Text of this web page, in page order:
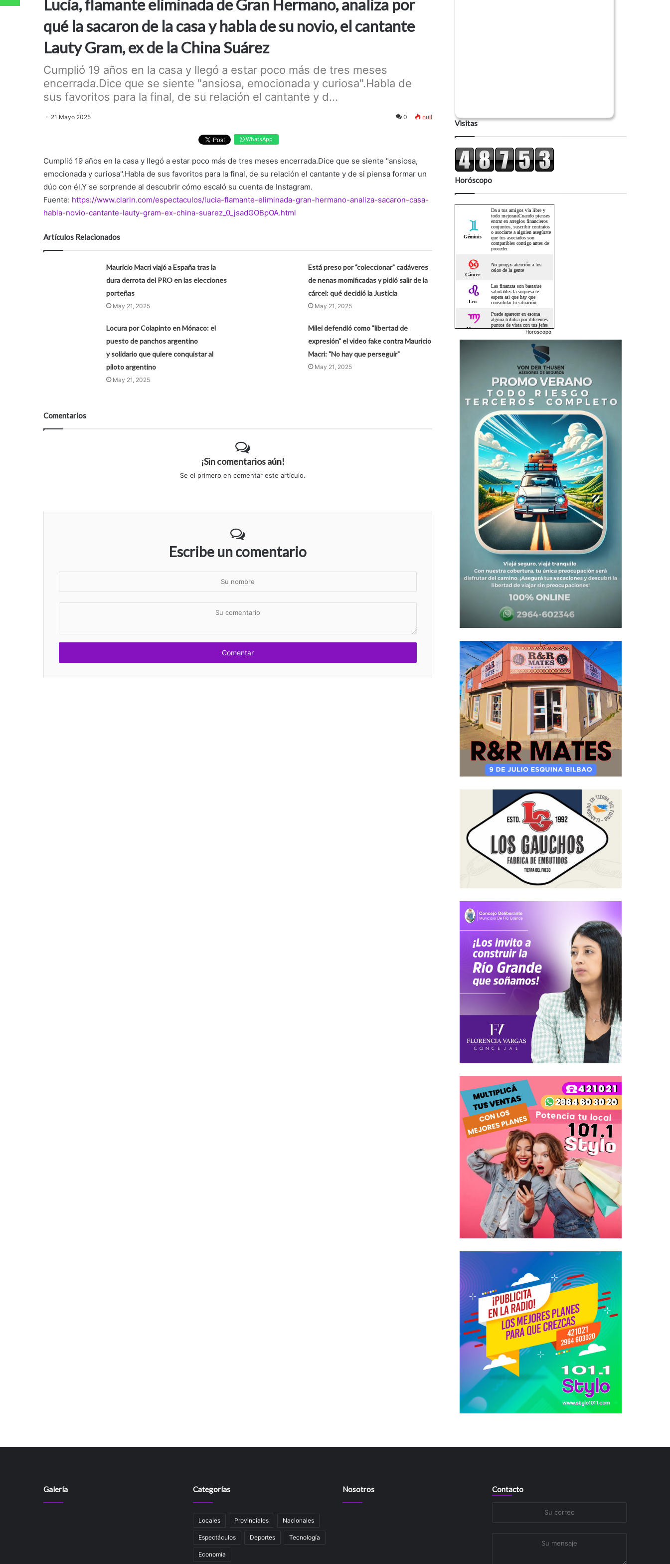
Lucía, flamante eliminada de Gran Hermano, analiza por
qué la sacaron de la casa y habla de su novio, el cantante
Lauty Gram, ex de la China Suárez
Cumplió 19 años en la casa y llegó a estar poco más de tres meses
encerrada.Dice que se siente "ansiosa, emocionada y curiosa".Habla de
sus favoritos para la final, de su relación el cantante y d...
21 Mayo 2025 0 null
WhatsApp
Cumplió 19 años en la casa y llegó a estar poco más de tres meses encerrada.Dice que se siente "ansiosa,
emocionada y curiosa".Habla de sus favoritos para la final, de su relación el cantante y de si piensa formar un
dúo con él.Y se sorprende al descubrir cómo escaló su cuenta de Instagram.
Fuente: https://www.clarin.com/espectaculos/lucia-flamante-eliminada-gran-hermano-analiza-sacaron-casa-
habla-novio-cantante-lauty-gram-ex-china-suarez_0_jsadGOBpOA.html
Artículos Relacionados
Mauricio Macri viajó a España tras la
dura derrota del PRO en las elecciones
porteñas
May 21, 2025
Está preso por "coleccionar" cadáveres
de nenas momificadas y pidió salir de la
cárcel: qué decidió la Justicia
May 21, 2025
Locura por Colapinto en Mónaco: el
puesto de panchos argentino
y solidario que quiere conquistar al
piloto argentino
May 21, 2025
Milei defendió como "libertad de
expresión" el video fake contra Mauricio
Macri: "No hay que perseguir"
May 21, 2025
Comentarios
¡Sin comentarios aún!
Se el primero en comentar este artículo.
Escribe un comentario
t
Visitas
Horóscopo
Horoscopo
Galería Categorías
Locales Provinciales Nacionales
Espectáculos Deportes Tecnología
Economía
Nosotros Contacto